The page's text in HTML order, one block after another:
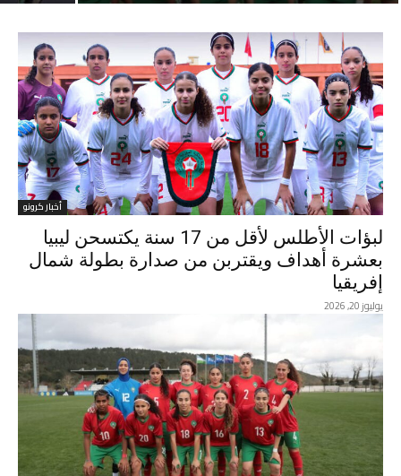
أخبار كرونو
لبؤات الأطلس لأقل من 17 سنة يكتسحن ليبيا
بعشرة أهداف ويقتربن من صدارة بطولة شمال
إفريقيا
يوليوز 20, 2026